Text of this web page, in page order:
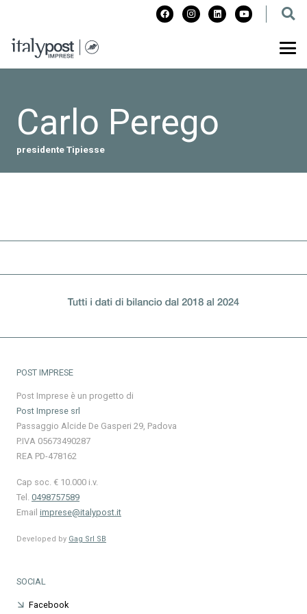
Carlo Perego
presidente Tipiesse
POST IMPRESE
Post Imprese è un progetto di
Post Imprese srl
Passaggio Alcide De Gasperi 29, Padova
P.IVA 05673490287
REA PD-478162
Cap soc. € 10.000 i.v.
Tel. 0498757589
Email imprese@italypost.it
Developed by Gag Srl SB
SOCIAL
Facebook